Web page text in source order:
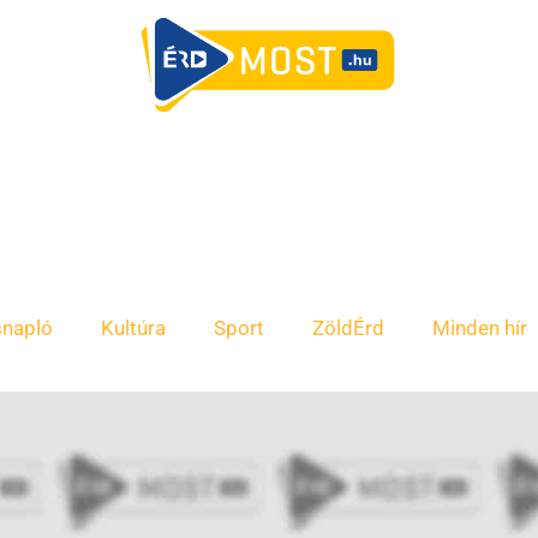
Kultúra Sport ZöldÉrd Minden hír